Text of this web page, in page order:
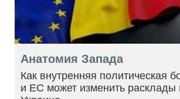
Анатомия Запада
Как внутренняя политическая
и ЕС может изменить расклады